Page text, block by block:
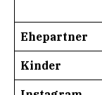
Ehepartner
Kinder